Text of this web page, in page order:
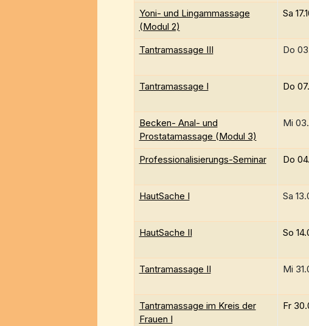
Yoni- und Lingammassage
(Modul 2)
Sa
Tantramassage III Do
Tantramassage I Do
Becken- Anal- und
Prostatamassage (Modul 3)
Mi
Professionalisierungs-Seminar Do
HautSache I Sa
HautSache II So
Tantramassage II Mi
Tantramassage im Kreis der
Frauen I
Fr